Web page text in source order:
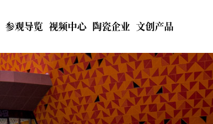
参观导览 视频中心 陶瓷企业 文创产品